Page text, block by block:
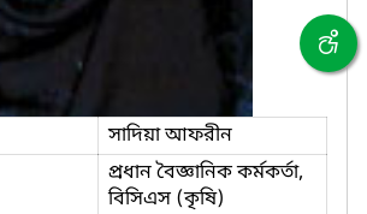
সাদিয়া আফরীন
প্রধান বৈজ্ঞানিক কর্মকর্তা,
বিসিএস (কৃষি)